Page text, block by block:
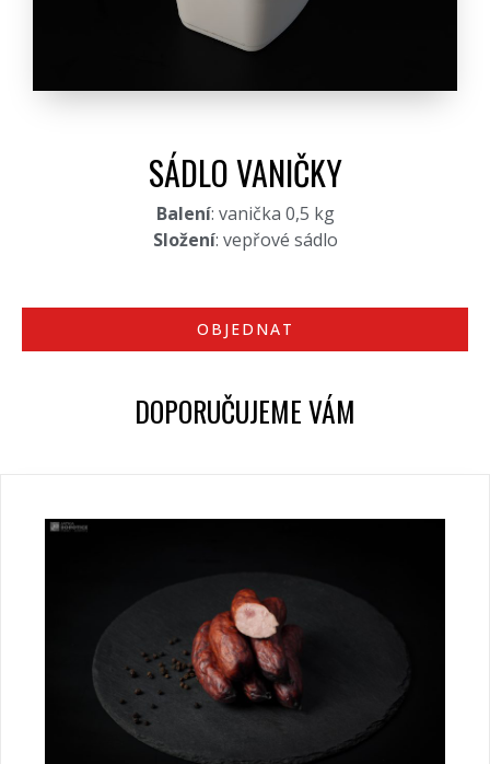
SÁDLO VANIČKY
Balení: vanička 0,5 kg
Složení: vepřové sádlo
OBJEDNAT
DOPORUČUJEME VÁM